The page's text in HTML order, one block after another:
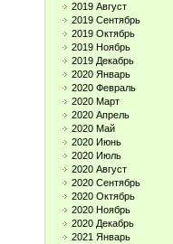
2019 Август
2019 Сентябрь
2019 Октябрь
2019 Ноябрь
2019 Декабрь
2020 Январь
2020 Февраль
2020 Март
2020 Апрель
2020 Май
2020 Июнь
2020 Июль
2020 Август
2020 Сентябрь
2020 Октябрь
2020 Ноябрь
2020 Декабрь
2021 Январь